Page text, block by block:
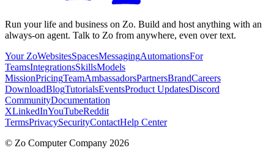
Run your life and business on Zo. Build and host anything with an
always-on agent. Talk to Zo from anywhere, even over text.
Your ZoWebsitesSpacesMessagingAutomationsFor
TeamsIntegrationsSkillsModels
MissionPricingTeamAmbassadorsPartnersBrandCareers
DownloadBlogTutorialsEventsProduct UpdatesDiscord
CommunityDocumentation
XLinkedInYouTubeReddit
TermsPrivacySecurityContactHelp Center
© Zo Computer Company 2026